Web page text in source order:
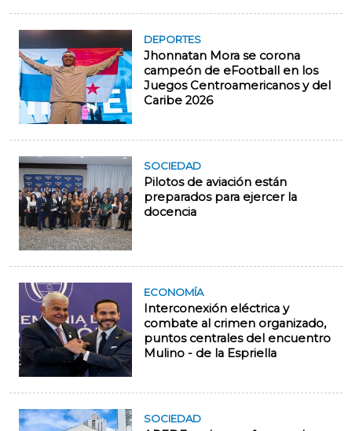
DEPORTES
Jhonnatan Mora se corona
campeón de eFootball en los
Juegos Centroamericanos y del
Caribe 2026
SOCIEDAD
Pilotos de aviación están
preparados para ejercer la
docencia
ECONOMÍA
Interconexión eléctrica y
combate al crimen organizado,
puntos centrales del encuentro
Mulino - de la Espriella
SOCIEDAD